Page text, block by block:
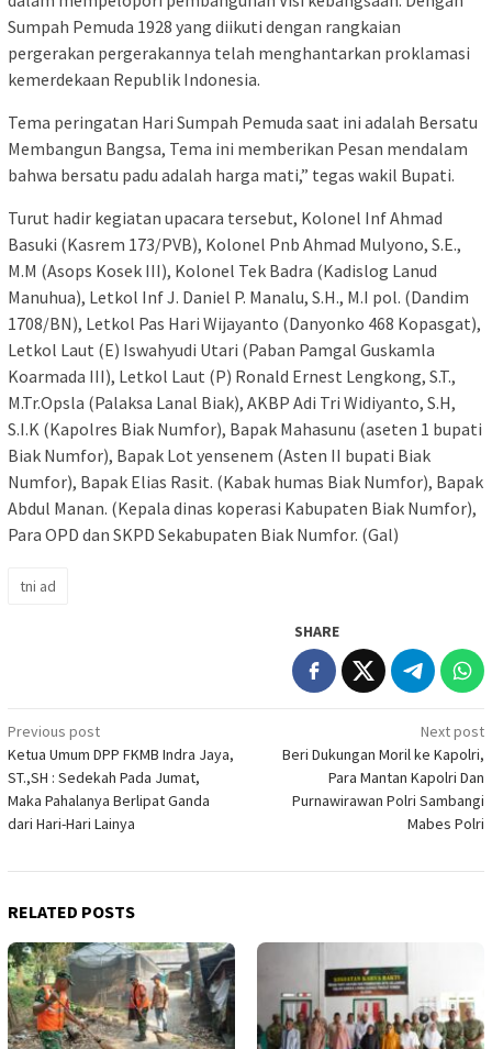
Sumpah Pemuda 1928 yang diikuti dengan rangkaian
pergerakan pergerakannya telah menghantarkan proklamasi
kemerdekaan Republik Indonesia.
Tema peringatan Hari Sumpah Pemuda saat ini adalah Bersatu
Membangun Bangsa, Tema ini memberikan Pesan mendalam
bahwa bersatu padu adalah harga mati,” tegas wakil Bupati.
Turut hadir kegiatan upacara tersebut, Kolonel Inf Ahmad
Basuki (Kasrem 173/PVB), Kolonel Pnb Ahmad Mulyono, S.E.,
M.M (Asops Kosek III), Kolonel Tek Badra (Kadislog Lanud
Manuhua), Letkol Inf J. Daniel P. Manalu, S.H., M.I pol. (Dandim
1708/BN), Letkol Pas Hari Wijayanto (Danyonko 468 Kopasgat),
Letkol Laut (E) Iswahyudi Utari (Paban Pamgal Guskamla
Koarmada III), Letkol Laut (P) Ronald Ernest Lengkong, S.T.,
M.Tr.Opsla (Palaksa Lanal Biak), AKBP Adi Tri Widiyanto, S.H,
S.I.K (Kapolres Biak Numfor), Bapak Mahasunu (aseten 1 bupati
Biak Numfor), Bapak Lot yensenem (Asten II bupati Biak
Numfor), Bapak Elias Rasit. (Kabak humas Biak Numfor), Bapak
Abdul Manan. (Kepala dinas koperasi Kabupaten Biak Numfor),
Para OPD dan SKPD Sekabupaten Biak Numfor. (Gal)
tni ad
SHARE
Post
navigation
Previous post
Ketua Umum DPP FKMB Indra Jaya,
ST.,SH : Sedekah Pada Jumat,
Maka Pahalanya Berlipat Ganda
dari Hari-Hari Lainya
Next post
Beri Dukungan Moril ke Kapolri,
Para Mantan Kapolri Dan
Purnawirawan Polri Sambangi
Mabes Polri
RELATED POSTS